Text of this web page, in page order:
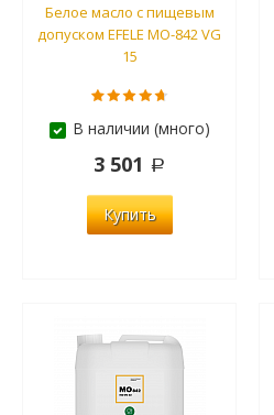
Белое масло с пищевым
допуском EFELE MO-842 VG
15
В наличии (много)
3 501
Купить